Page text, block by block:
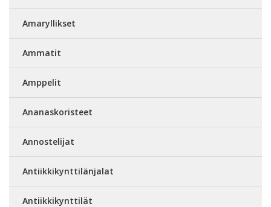
Amaryllikset
Ammatit
Amppelit
Ananaskoristeet
Annostelijat
Antiikkikynttilänjalat
Antiikkikynttilät